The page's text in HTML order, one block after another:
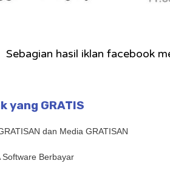
Sebagian hasil iklan facebook
yang GRATIS
dan Media GRATISAN
Software Berbayar